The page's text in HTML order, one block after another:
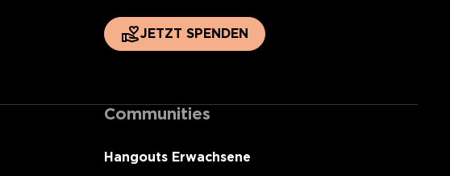
JETZT SPENDEN
Communities
Hangouts Erwachsene